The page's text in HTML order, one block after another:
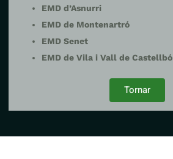
EMD d’Asnurri
EMD de Montenartró
EMD Senet
EMD de Vila i Vall de Castellbó
Tornar